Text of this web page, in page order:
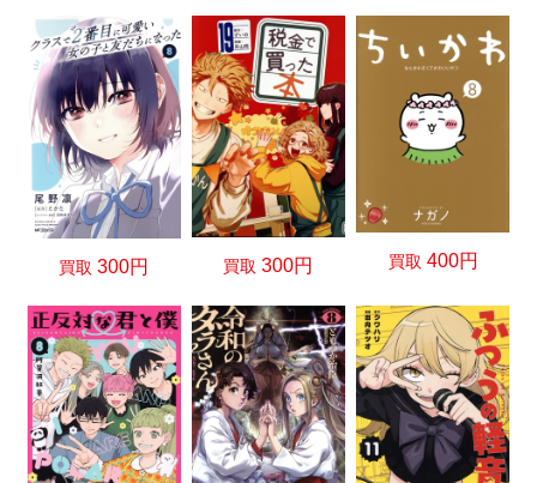
買取300円 買取300円 買取 400円